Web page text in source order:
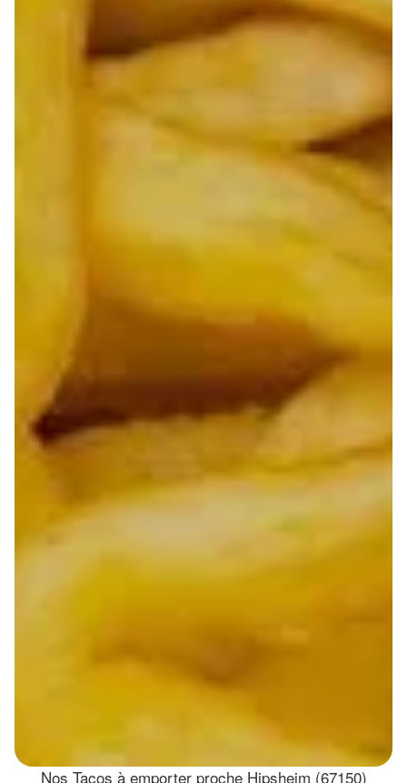
Nos Tacos à emporter proche Hipsheim (67150)